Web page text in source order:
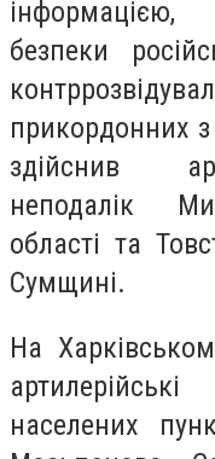
безпеки
прикордонних
здійснив
неподалік
області та
Сумщині.
На
населених